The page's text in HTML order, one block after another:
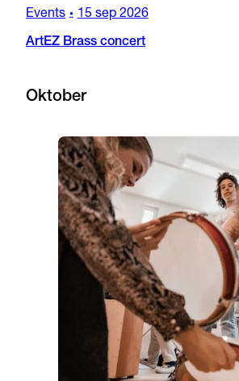
Events • 15 sep 2026
ArtEZ Brass concert
Oktober